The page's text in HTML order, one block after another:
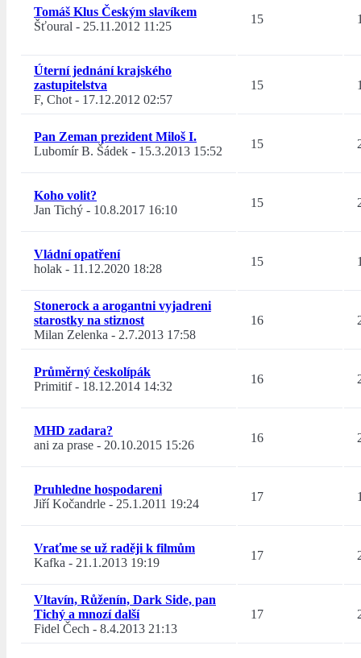
Tomáš Klus Českým slavíkem
Šťoural - 25.11.2012 11:25
15
Úterní jednání krajského
zastupitelstva
F, Chot- 17.12.2012 02:57
15
Pan Zeman prezident Miloš I.
Lubomír B. Šádek - 15.3.2013 15:52
15
Koho volit?
Jan Tichý - 10.8.2017 16:10
15
Vládní opatření
holak - 11.12.2020 18:28
15
Stonerock a arogantni vyjadreni
starostky na stiznost
Milan Zelenka - 2.7.2013 17:58
16
Průměrný českolípák
Primitif- 18.12.2014 14:32
16
MHD zadara?
ani za prase - 20.10.2015 15:26
16
Pruhledne hospodareni
Jiří Kočandrle - 25.1.2011 19:24
17
Vraťme se už raději k filmům
Kafka - 21.1.2013 19:19
17
Vltavín, Růženín, Dark Side, pan
Tichý a mnozí další
Fidel Čech - 8.4.2013 21:13
17